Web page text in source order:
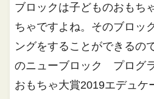
ブロックは子どものおもち
ちゃですよね。そのブロッ
ングをすることができるの
のニューブロック プログ
おもちゃ大賞2019エデュケ